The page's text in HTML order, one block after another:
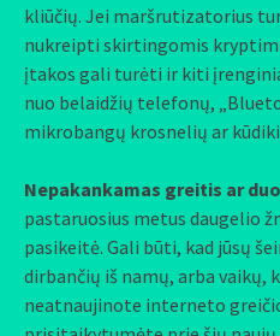
kliūčių. Jei maršrutizatorius
nukreipti skirtingomis
įtakos gali turėti ir kiti
nuo belaidžių telefonų,
mikrobangų krosnelių ar
Nepakankamas greitis ar
pastaruosius metus daugelio
pasikeitė. Gali būti, kad jūsų
dirbančių iš namų, arba vaikų,
neatnaujinote interneto